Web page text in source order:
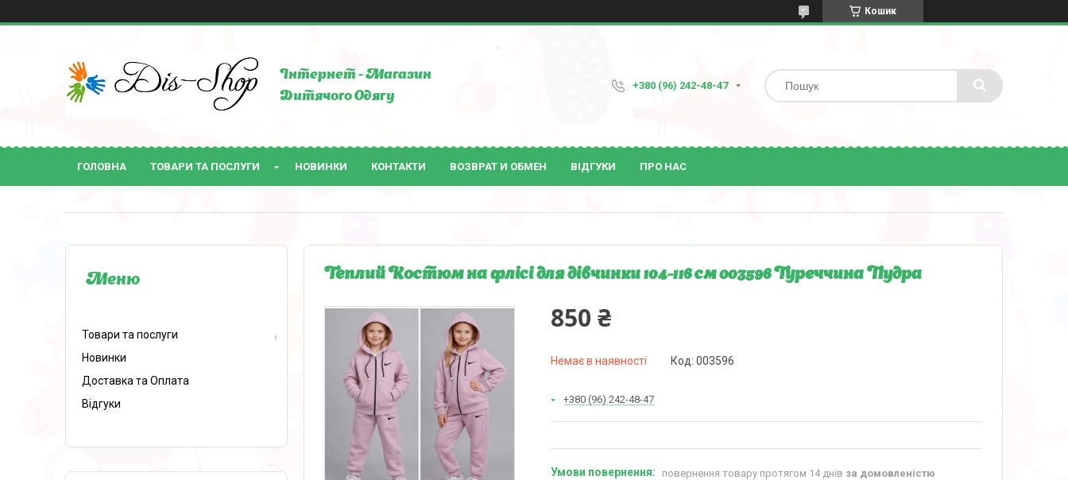
Кошик
Інтернет - Магазин
Дитячого Одягу
+380 (96) 242-48-47
ГОЛОВНА ТОВАРИ ТА ПОСЛУГИ НОВИНКИ КОНТАКТИ ВОЗВРАТ И ОБМЕН ВІДГУКИ ПРО НАС
Теплий Костюм на флісі для дівчинки 104-116 см 003596 Туреччина Пудра
850 ₴
Немає в наявності Код: 003596
+380 (96) 242-48-47
повернення товару протягом 14 днів за домовленістю
Товари та послуги
Новинки
Доставка та Оплата
Відгуки